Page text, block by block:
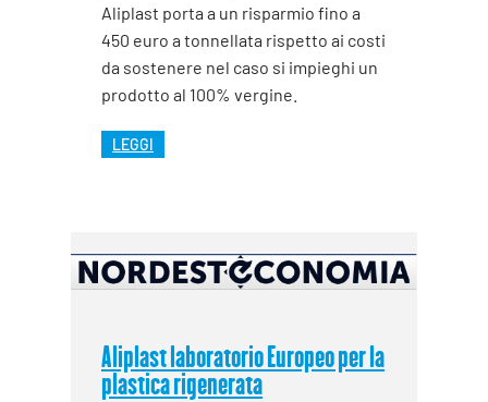
Aliplast porta a un risparmio fino a
450 euro a tonnellata rispetto ai costi
da sostenere nel caso si impieghi un
prodotto al 100% vergine.
LEGGI
Aliplast laboratorio Europeo per la
plastica rigenerata